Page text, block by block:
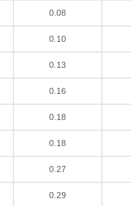
0.08
0.10
0.13
0.16
0.18
0.18
0.27
0.29